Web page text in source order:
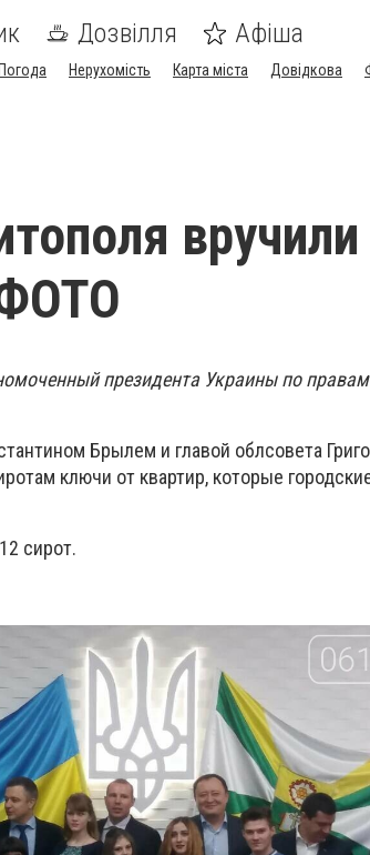
Дозвілля Афіша
Погода Нерухомість Карта міста Довідкова
президента Украины по
Брылем и главой облсовета
ключи от квартир, которые
сирот.